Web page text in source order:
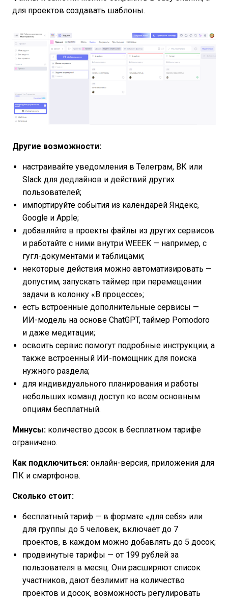
для проектов создавать шаблоны.
Другие возможности:
настраивайте уведомления в Телеграм, ВК или
Slack для дедлайнов и действий других
пользователей;
импортируйте события из календарей Яндекс,
Google и Apple;
добавляйте в проекты файлы из других сервисов
и работайте с ними внутри WEEEK — например, с
гугл-документами и таблицами;
некоторые действия можно автоматизировать —
допустим, запускать таймер при перемещении
задачи в колонку «В процессе»;
есть встроенные дополнительные сервисы —
ИИ-модель на основе ChatGPT, таймер Pomodoro
и даже медитации;
освоить сервис помогут подробные инструкции, а
также встроенный ИИ-помощник для поиска
нужного раздела;
для индивидуального планирования и работы
небольших команд доступ ко всем основным
опциям бесплатный.
Минусы: количество досок в бесплатном тарифе
ограничено.
Как подключиться: онлайн-версия, приложения для
ПК и смартфонов.
Сколько стоит:
бесплатный тариф — в формате «для себя» или
для группы до 5 человек, включает до 7
проектов, в каждом можно добавлять до 5 досок;
продвинутые тарифы — от 199 рублей за
пользователя в месяц. Они расширяют список
участников, дают безлимит на количество
проектов и досок, возможность регулировать